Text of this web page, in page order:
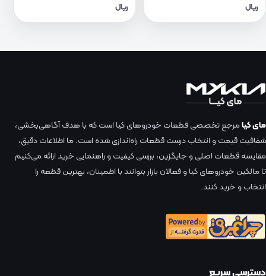
ریال
ریال
مای کیامرجع تخصصی قطعات خودروهای کیا است که با هدف آگاهی‌بخشی،
شفافیت قیمت و انتخاب درست قطعات راه‌اندازی شده است. ما اطلاعات دقیق،
مقایسه قطعات اصلی و جایگزین، بررسی کیفیت و راهنمایی خرید ارائه می‌کنیم
تا مالکین خودروهای کیا و فعالان بازار بتوانند با اطمینان، بهترین قطعه را
انتخاب و خرید کنند.